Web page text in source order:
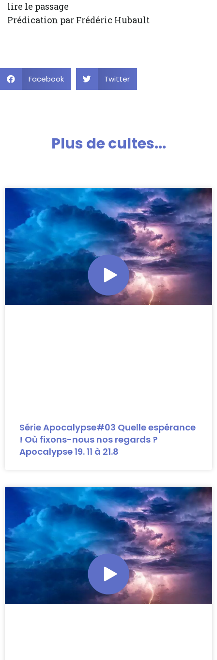
lire le passage
Prédication par Frédéric Hubault
Facebook Twitter
Plus de cultes...
Série Apocalypse#03 Quelle espérance
! Où fixons-nous nos regards ?
Apocalypse 19. 11 à 21.8